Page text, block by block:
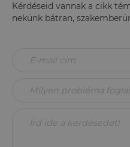
Kérdéseid vannak a cikk
nekünk bátran,